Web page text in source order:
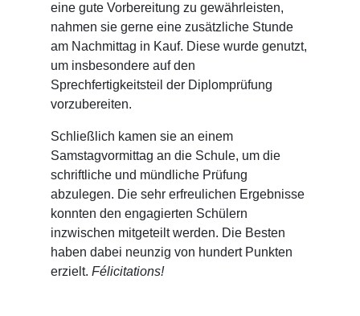
eine gute Vorbereitung zu gewährleisten,
nahmen sie gerne eine zusätzliche Stunde
am Nachmittag in Kauf. Diese wurde genutzt,
um insbesondere auf den
Sprechfertigkeitsteil der Diplomprüfung
vorzubereiten.
Schließlich kamen sie an einem
Samstagvormittag an die Schule, um die
schriftliche und mündliche Prüfung
abzulegen. Die sehr erfreulichen Ergebnisse
konnten den engagierten Schülern
inzwischen mitgeteilt werden. Die Besten
haben dabei neunzig von hundert Punkten
erzielt. Félicitations!